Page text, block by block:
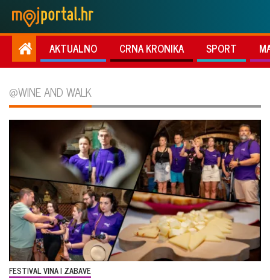
AKTUALNO CRNA KRONIKA SPORT
@WINE AND WALK
FESTIVAL VINA I ZABAVE